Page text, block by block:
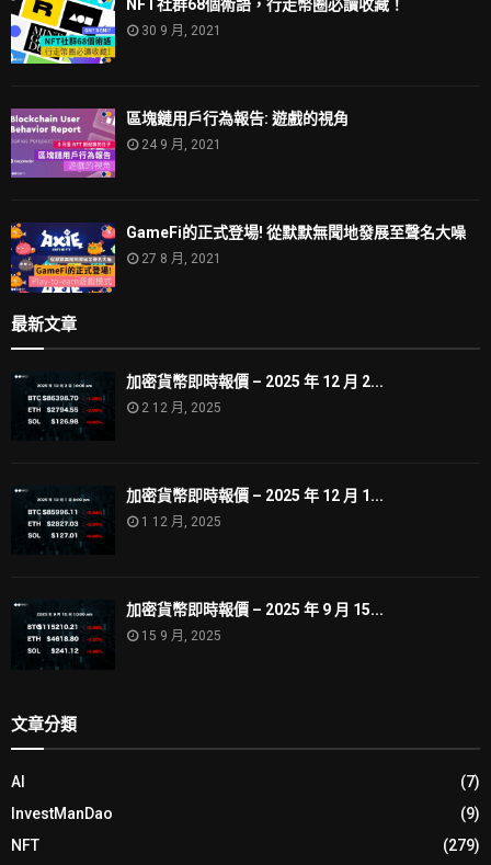
NFT社群68個術語，行走幣圈必讀收藏！
30 9 月, 2021
區塊鏈用戶行為報告: 遊戲的視角
24 9 月, 2021
GameFi的正式登場! 從默默無聞地發展至聲名大噪
27 8 月, 2021
最新文章
加密貨幣即時報價 – 2025 年 12 月 2...
2 12 月, 2025
加密貨幣即時報價 – 2025 年 12 月 1...
1 12 月, 2025
加密貨幣即時報價 – 2025 年 9 月 15...
15 9 月, 2025
文章分類
AI
(7)
InvestManDao
(9)
NFT
(279)